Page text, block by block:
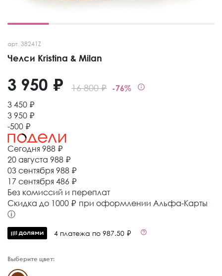
арт. 38241Z
Челси Kristina & Milan
16 800 ₽ -76%
3 950 ₽
3 450 ₽
3 950 ₽
-500 ₽
Сегодня 988 ₽
20 августа 988 ₽
03 сентября 988 ₽
17 сентября 486 ₽
Без комиссий и переплат
Cкидка до 1000 ₽ при оформлении Альфа-Карты
ⓘ
4 платежа по 987.50 ₽
Выберите цвет: